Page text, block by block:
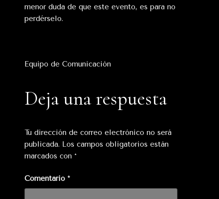
menor duda de que este evento, es para no
perdérselo.
Equipo de Comunicación
Deja una respuesta
Tu dirección de correo electrónico no será
publicada. Los campos obligatorios están
marcados con *
Comentario *